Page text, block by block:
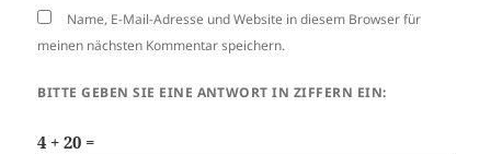
Name, E-Mail-Adresse und Website in diesem Browser für
meinen nächsten Kommentar speichern.
BITTE GEBEN SIE EINE ANTWORT IN ZIFFERN EIN:
4 + 20 =